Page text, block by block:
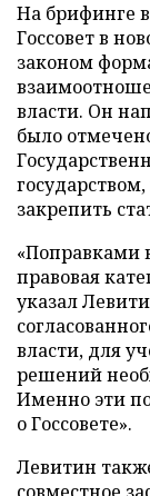
На брифинге
Госсовет в
законом
власти. Он
было
закрепить
«Поправками
правовая
указал
власти, для
решений
Именно эти
о Госсовете».
Левитин